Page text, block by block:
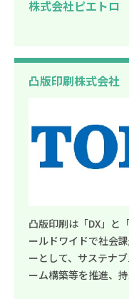
株式会社ピエトロ
凸版印刷株式会社
凸版印刷は「DX」と
ールドワイドで社会
ーとして、サステナ
ーム構築等を推進、